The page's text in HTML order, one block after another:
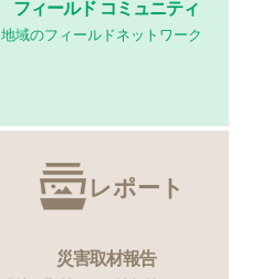
フィールド コミュニティ
地域のフィールドネットワーク
レポート
災害取材報告